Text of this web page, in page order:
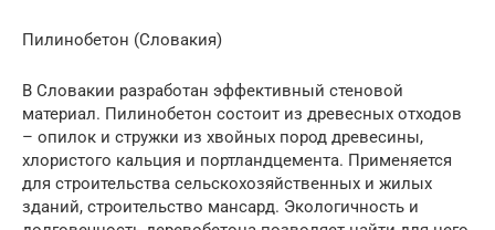
Пилинобетон (Словакия)
В Словакии разработан эффективный стеновой
материал. Пилинобетон состоит из древесных отходов
– опилок и стружки из хвойных пород древесины,
хлористого кальция и портландцемента. Применяется
для строительства сельскохозяйственных и жилых
зданий, строительство мансард. Экологичность и